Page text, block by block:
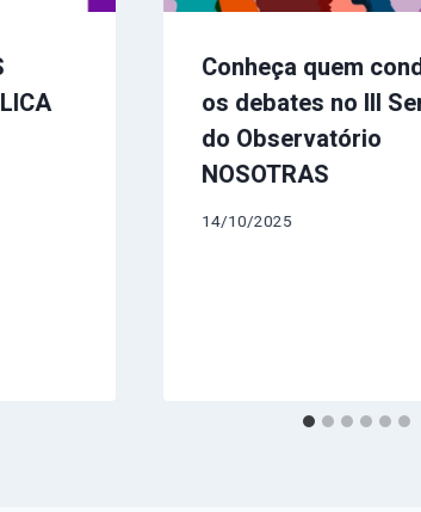
Conheça quem
os debates no III
do Observatório
NOSOTRAS
14/10/2025